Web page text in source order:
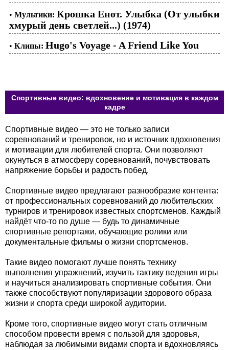
• Мультики: Крошка Енот. Улыбка (От улыбки
хмурый день светлей...) (1974)
• Клипы: Hugo's Voyage - A Friend Like You
Спортивные видео: вдохновение и мотивация в каждом
кадре
Спортивные видео — это не только записи
соревнований и тренировок, но и источник вдохновения
и мотивации для любителей спорта. Они позволяют
окунуться в атмосферу соревнований, почувствовать
напряжение борьбы и радость побед.
Спортивные видео предлагают разнообразие контента:
от профессиональных соревнований до любительских
турниров и тренировок известных спортсменов. Каждый
найдёт что-то по душе — будь то динамичные
спортивные репортажи, обучающие ролики или
документальные фильмы о жизни спортсменов.
Такие видео помогают лучше понять технику
выполнения упражнений, изучить тактику ведения игры
и научиться анализировать спортивные события. Они
также способствуют популяризации здорового образа
жизни и спорта среди широкой аудитории.
Кроме того, спортивные видео могут стать отличным
способом провести время с пользой для здоровья,
наблюдая за любимыми видами спорта и вдохновляясь